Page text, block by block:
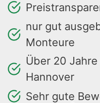
nur gut
Monteure
Über 20
Hannover
Sehr gute